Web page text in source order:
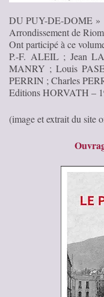
DU PUY-DE-DOME »
Arrondissement de Riom
Ont participé à ce
P.-F. ALEIL ; Jean
MANRY ; Louis
PERRIN ; Charles
Editions HORVATH –
(image et extrait du site